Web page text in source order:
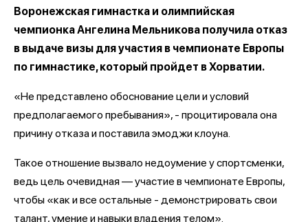
Воронежская гимнастка и олимпийская
чемпионка Ангелина Мельникова получила отказ
в выдаче визы для участия в чемпионате Европы
по гимнастике, который пройдет в Хорватии.
«Не представлено обоснование цели и условий
предполагаемого пребывания», - процитировала она
причину отказа и поставила эмоджи клоуна.
Такое отношение вызвало недоумение у спортсменки,
ведь цель очевидная — участие в чемпионате Европы,
чтобы «как и все остальные - демонстрировать свои
талант, умение и навыки владения телом».